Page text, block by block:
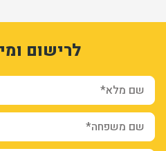
לרישום
שם מלא*
שם משפחה*
qhV9xRWyP8tguULtE
xiaBnY1-ivM